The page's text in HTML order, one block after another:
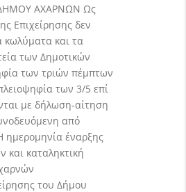
ΔΗΜΟΥ ΑΧΑΡΝΩΝ Ως
Επιχείρησης δεν
κωλύματα και τα
των Δημοτικών
των τριών πέμπτων
των 3/5 επί
με δήλωση-αίτηση
από
ημερομηνία έναρξης
καταληκτική
του Δήμου